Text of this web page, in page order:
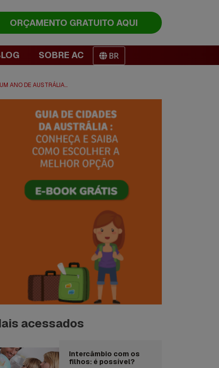
ORÇAMENTO GRATUITO AQUI
SOBRE AC BR
UM ANO DE AUSTRÁLIA…
acessados
Intercâmbio com os
filhos: é possível?